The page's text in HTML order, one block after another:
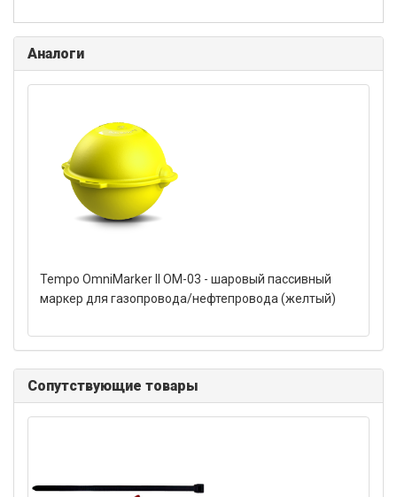
Аналоги
Tempo OmniMarker II OM-03 - шаровый пассивный
маркер для газопровода/нефтепровода (желтый)
Сопутствующие товары